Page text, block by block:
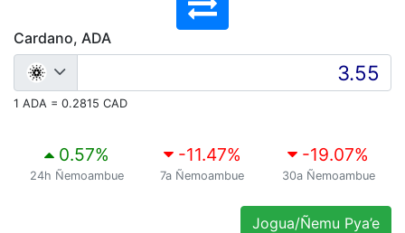
Cardano, ADA
1 ADA = 0.2815 CAD
0.57%
24h Ñemoambue
-11.47%
7a Ñemoambue
-19.07%
30a Ñemoambue
Jogua/Ñemu Pya’e